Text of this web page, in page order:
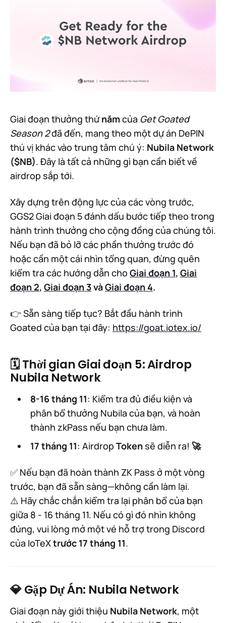
Giai đoạn thưởng thứnămcủa Get Goated
Season 2đã đến, mang theo một dự án DePIN
thú vị khác vào trung tâm chú ý: Nubila Network
($NB). Đây là tất cả những gì bạn cần biết về
airdrop sắp tới.
Xây dựng trên động lực của các vòng trước,
GGS2 Giai đoạn 5 đánh dấu bước tiếp theo trong
hành trình thưởng cho cộng đồng của chúng tôi.
Nếu bạn đã bỏ lỡ các phần thưởng trước đó
hoặc cần một cái nhìn tổng quan, đừng quên
kiểm tra các hướng dẫn cho Giai đoạn 1, Giai
đoạn 2, Giai đoạn 3vàGiai đoạn 4.
👉 Sẵn sàng tiếp tục? Bắt đầu hành trình
Goated của bạn tại đây: https://goat.iotex.io/
🗓 Thời gian Giai đoạn 5: Airdrop
Nubila Network
8-16 tháng 11: Kiểm tra đủ điều kiện và
phân bổ thưởng Nubila của bạn, và hoàn
thành zkPass nếu bạn chưa làm.
17 tháng 11: Airdrop Tokensẽ diễn ra! 🚀
✅ Nếu bạn đã hoàn thành ZK Pass ở một vòng
trước, bạn đã sẵn sàng—không cần làm lại.
⚠️ Hãy chắc chắn kiểm tra lại phân bổ của bạn
giữa 8 - 16 tháng 11. Nếu có gì đó nhìn không
đúng, vui lòng mở một vé hỗ trợ trong Discord
của IoTeXtrước 17 tháng 11.
💎 Gặp Dự Án: Nubila Network
Giai đoạn này giới thiệu Nubila Network, một